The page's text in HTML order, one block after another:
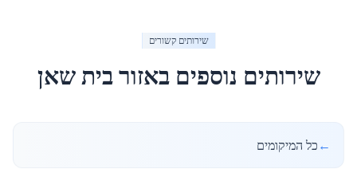
שירותים קשורים
שירותים נוספים באזורבית שאן
← כל המיקומים